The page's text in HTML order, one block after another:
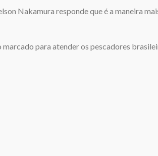
Nakamura responde que é a maneira
marcado para atender os pescadores